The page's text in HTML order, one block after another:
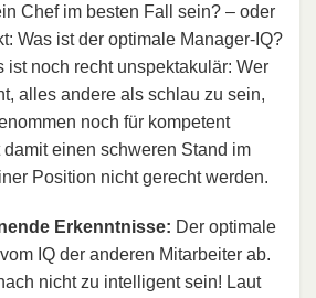
Chef im besten Fall sein? – oder
Was ist der optimale Manager-IQ?
ist noch recht unspektakulär: Wer
alles andere als schlau zu sein,
noch für kompetent
einen schweren Stand im
Position nicht gerecht werden.
Erkenntnisse: Der optimale
IQ der anderen Mitarbeiter ab.
nicht zu intelligent sein! Laut